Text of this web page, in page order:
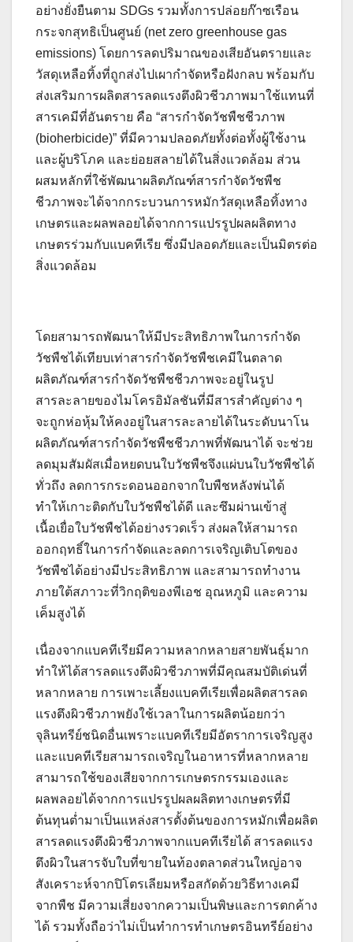
อย่างยั่งยืนตาม SDGs รวมทั้งการปล่อยก๊าซเรือน
กระจกสุทธิเป็นศูนย์ (net zero greenhouse gas
emissions) โดยการลดปริมาณของเสียอันตรายและ
วัสดุเหลือทิ้งที่ถูกส่งไปเผากำจัดหรือฝังกลบ พร้อมกับ
ส่งเสริมการผลิตสารลดแรงตึงผิวชีวภาพมาใช้แทนที่
สารเคมีที่อันตราย คือ “สารกำจัดวัชพืชชีวภาพ
(bioherbicide)” ที่มีความปลอดภัยทั้งต่อทั้งผู้ใช้งาน
และผู้บริโภค และย่อยสลายได้ในสิ่งแวดล้อม ส่วน
ผสมหลักที่ใช้พัฒนาผลิตภัณฑ์สารกำจัดวัชพืช
ชีวภาพจะได้จากกระบวนการหมักวัสดุเหลือทิ้งทาง
เกษตรและผลพลอยได้จากการแปรรูปผลผลิตทาง
เกษตรร่วมกับแบคทีเรีย ซึ่งมีปลอดภัยและเป็นมิตรต่อ
สิ่งแวดล้อม
โดยสามารถพัฒนาให้มีประสิทธิภาพในการกำจัด
วัชพืชได้เทียบเท่าสารกำจัดวัชพืชเคมีในตลาด
ผลิตภัณฑ์สารกำจัดวัชพืชชีวภาพจะอยู่ในรูป
สารละลายของไมโครอิมัลชันที่มีสารสำคัญต่าง ๆ
จะถูกห่อหุ้มให้คงอยู่ในสารละลายได้ในระดับนาโน
ผลิตภัณฑ์สารกำจัดวัชพืชชีวภาพที่พัฒนาได้ จะช่วย
ลดมุมสัมผัสเมื่อหยดบนใบวัชพืชจึงแผ่บนใบวัชพืชได้
ทั่วถึง ลดการกระดอนออกจากใบพืชหลังพ่นได้
ทำให้เกาะติดกับใบวัชพืชได้ดี และซึมผ่านเข้าสู่
เนื้อเยื่อใบวัชพืชได้อย่างรวดเร็ว ส่งผลให้สามารถ
ออกฤทธิ์ในการกำจัดและลดการเจริญเติบโตของ
วัชพืชได้อย่างมีประสิทธิภาพ และสามารถทำงาน
ภายใต้สภาวะที่วิกฤติของพีเอช อุณหภูมิ และความ
เค็มสูงได้
เนื่องจากแบคทีเรียมีความหลากหลายสายพันธุ์มาก
ทำให้ได้สารลดแรงตึงผิวชีวภาพที่มีคุณสมบัติเด่นที่
หลากหลาย การเพาะเลี้ยงแบคทีเรียเพื่อผลิตสารลด
แรงตึงผิวชีวภาพยังใช้เวลาในการผลิตน้อยกว่า
จุลินทรีย์ชนิดอื่นเพราะแบคทีเรียมีอัตราการเจริญสูง
และแบคทีเรียสามารถเจริญในอาหารที่หลากหลาย
สามารถใช้ของเสียจากการเกษตรกรรมเองและ
ผลพลอยได้จากการแปรรูปผลผลิตทางเกษตรที่มี
ต้นทุนต่ำมาเป็นแหล่งสารตั้งต้นของการหมักเพื่อผลิต
สารลดแรงตึงผิวชีวภาพจากแบคทีเรียได้ สารลดแรง
ตึงผิวในสารจับใบที่ขายในท้องตลาดส่วนใหญ่อาจ
สังเคราะห์จากปิโตรเลียมหรือสกัดด้วยวิธีทางเคมี
จากพืช มีความเสี่ยงจากความเป็นพิษและการตกค้าง
ได้ รวมทั้งถือว่าไม่เป็นทำการทำเกษตรอินทรีย์อย่าง